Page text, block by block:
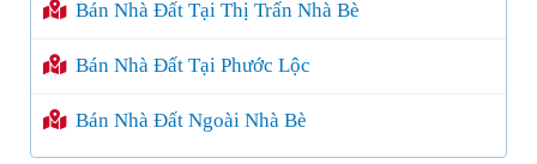
Bán Nhà Đất Tại Thị Trấn Nhà Bè
Bán Nhà Đất Tại Phước Lộc
Bán Nhà Đất Ngoài Nhà Bè